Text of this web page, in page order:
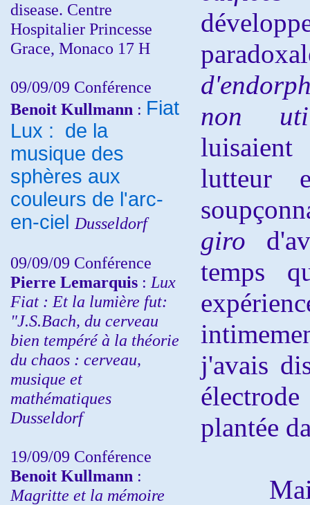
disease. Centre
Hospitalier Princesse
Grace, Monaco 17 H
09/09/09 Conférence
Benoit Kullmann : Fiat
Lux : de la
musique des
sphères aux
couleurs de l'arc-
en-ciel Dusseldorf
09/09/09 Conférence
Pierre Lemarquis : Lux
Fiat : Et la lumière fut:
"J.S.Bach, du cerveau
bien tempéré à la théorie
du chaos : cerveau,
musique et
mathématiques
Dusseldorf
19/09/09 Conférence
Benoit Kullmann :
Magritte et la mémoire
non
lutteur
giro
temps
j'avais
plantée
Mais